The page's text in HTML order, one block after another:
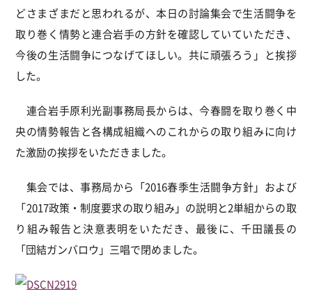
どさまざまだと思われるが、本日の討論集会で生活闘争を
取り巻く情勢と連合岩手の方針を確認していていただき、
今後の生活闘争につなげてほしい。共に頑張ろう」と挨拶
した。
連合岩手原利光副事務局長からは、今春闘を取り巻く中
央の情勢報告と各構成組織へのこれからの取り組みに向け
た激励の挨拶をいただきました。
集会では、事務局から「2016春季生活闘争方針」および
「2017政策・制度要求の取り組み」の説明と2単組からの取
り組み報告と決意表明をいただき、最後に、千田議長の
「団結ガンバロウ」三唱で閉めました。